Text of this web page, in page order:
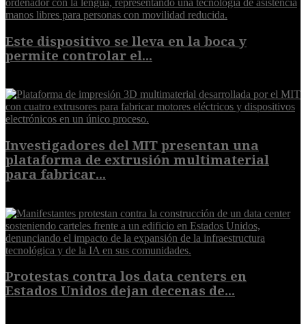
Este dispositivo se lleva en la boca y
permite controlar el...
Investigadores del MIT presentan una
plataforma de extrusión multimaterial
para fabricar...
Protestas contra los data centers en
Estados Unidos dejan decenas de...